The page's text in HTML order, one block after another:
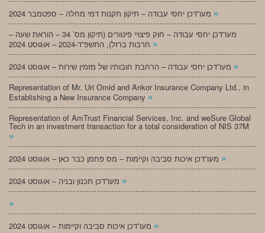
»
מעו”דכן יחסי עבודה – חוק פיצויי פיטורים (תיקון מס’ 34 – הוראת שעה –
»
»
Representation of Mr. Uri Omid and Ankor Insurance Company Ltd., in
Establishing a New Insurance Company »
Representation of AmTrust Financial Services, Inc. and weSure Global
Tech in an investment transaction for a total consideration of NIS 37M
»
»
»
»
»